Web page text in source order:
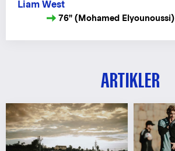
Liam West
76" (Mohamed Elyounoussi)
ARTIKLER